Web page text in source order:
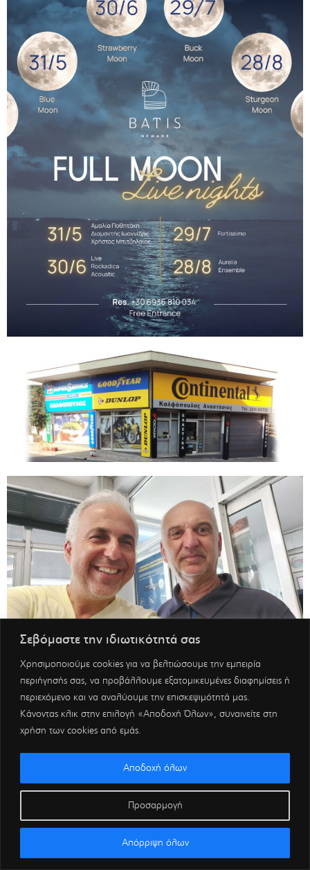
Σεβόμαστε την ιδιωτικότητά σας
Χρησιμοποιούμε cookies για να βελτιώσουμε την εμπειρία
περιήγησής σας, να προβάλλουμε εξατομικευμένες διαφημίσεις ή
περιεχόμενο και να αναλύουμε την επισκεψιμότητά μας.
Κάνοντας κλικ στην επιλογή «Αποδοχή Όλων», συναινείτε στη
χρήση των cookies από εμάς.
Προσαρμογή
Απόρριψη όλων
Αποδοχή όλων